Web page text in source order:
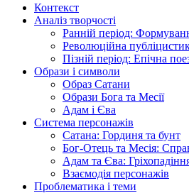
Контекст
Аналіз творчості
Ранній період:
Революційна
Пізній період: Епічна
Образи і символи
Образ Сатани
Образи Бога та Месії
Адам і Єва
Система персонажів
Сатана: Гординя та бунт
Бог-Отець та Месія:
Адам та Єва:
Взаємодія персонажів
Проблематика і теми